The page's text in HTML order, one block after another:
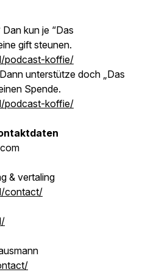
kun je “Das
gift steunen.
podcast-koffie/
unterstütze doch „Das
Spende.
podcast-koffie/
& vertaling
contact/